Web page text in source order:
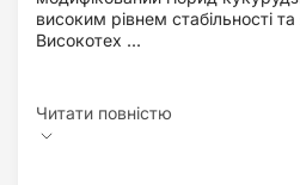
високим рівнем стабільності
Високотех ...